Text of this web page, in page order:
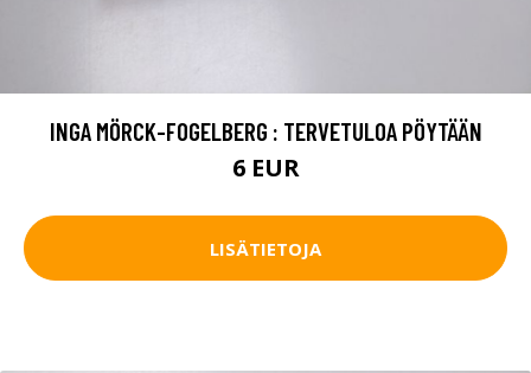
INGA MÖRCK-FOGELBERG : TERVETULOA PÖYTÄÄN
6 EUR
LISÄTIETOJA